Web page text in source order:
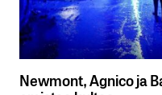
Newmont, Agnico ja